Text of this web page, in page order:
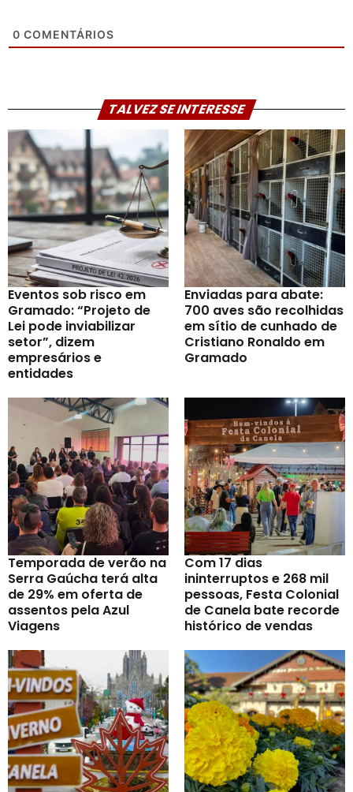
0 COMENTÁRIOS
TALVEZ SE INTERESSE
Eventos sob risco em
Gramado: “Projeto de
Lei pode inviabilizar
setor”, dizem
empresários e
entidades
Enviadas para abate:
700 aves são recolhidas
em sítio de cunhado de
Cristiano Ronaldo em
Gramado
Temporada de verão na
Serra Gaúcha terá alta
de 29% em oferta de
assentos pela Azul
Viagens
Com 17 dias
ininterruptos e 268 mil
pessoas, Festa Colonial
de Canela bate recorde
histórico de vendas